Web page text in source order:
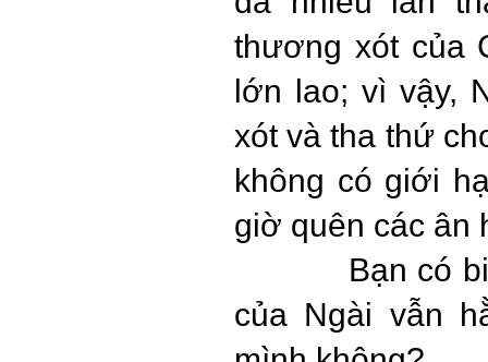
thương xót của
lớn lao; vì vậy,
xót và tha thứ
không có giới
giờ quên các ân
Bạn có
của Ngài vẫn